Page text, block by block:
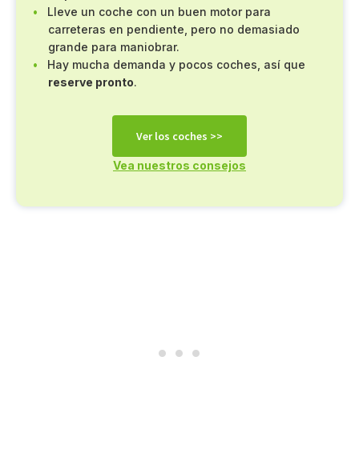
Lleve un coche con un buen motor para
carreteras en pendiente, pero no demasiado
grande para maniobrar.
Hay mucha demanda y pocos coches, así que
reserve pronto.
Ver los coches >>
Vea nuestros consejos